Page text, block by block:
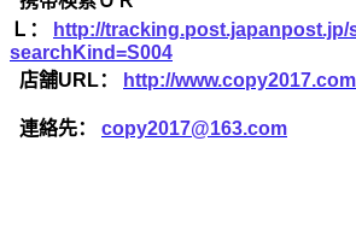
Ｌ：
http://
searchKind=S004
店舗URL：
http://
連絡先： copy2017@163.com